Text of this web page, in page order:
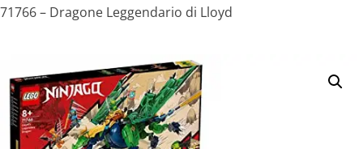
71766 – Dragone Leggendario di Lloyd